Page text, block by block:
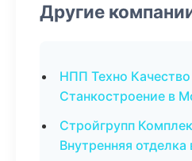
Другие
НПП Техно
Станкостроение в
Стройгрупп
Внутренняя